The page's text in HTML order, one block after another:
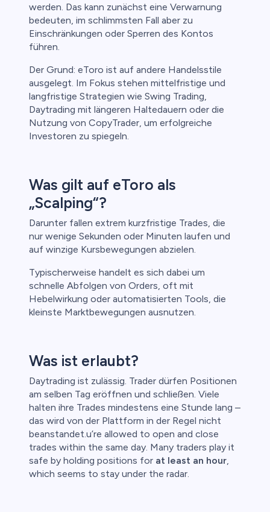
werden. Das kann zunächst eine Verwarnung
bedeuten, im schlimmsten Fall aber zu
Einschränkungen oder Sperren des Kontos
führen.
Der Grund: eToro ist auf andere Handelsstile
ausgelegt. Im Fokus stehen mittelfristige und
langfristige Strategien wie Swing Trading,
Daytrading mit längeren Haltedauern oder die
Nutzung von CopyTrader, um erfolgreiche
Investoren zu spiegeln.
Was gilt auf eToro als
„Scalping“?
Darunter fallen extrem kurzfristige Trades, die
nur wenige Sekunden oder Minuten laufen und
auf winzige Kursbewegungen abzielen.
Typischerweise handelt es sich dabei um
schnelle Abfolgen von Orders, oft mit
Hebelwirkung oder automatisierten Tools, die
kleinste Marktbewegungen ausnutzen.
Was ist erlaubt?
Daytrading ist zulässig. Trader dürfen Positionen
am selben Tag eröffnen und schließen. Viele
halten ihre Trades mindestens eine Stunde lang –
das wird von der Plattform in der Regel nicht
beanstandet.u’re allowed to open and close
trades within the same day. Many traders play it
safe by holding positions for at least an hour
which seems to stay under the radar.